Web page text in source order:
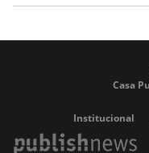
Casa
Institucional